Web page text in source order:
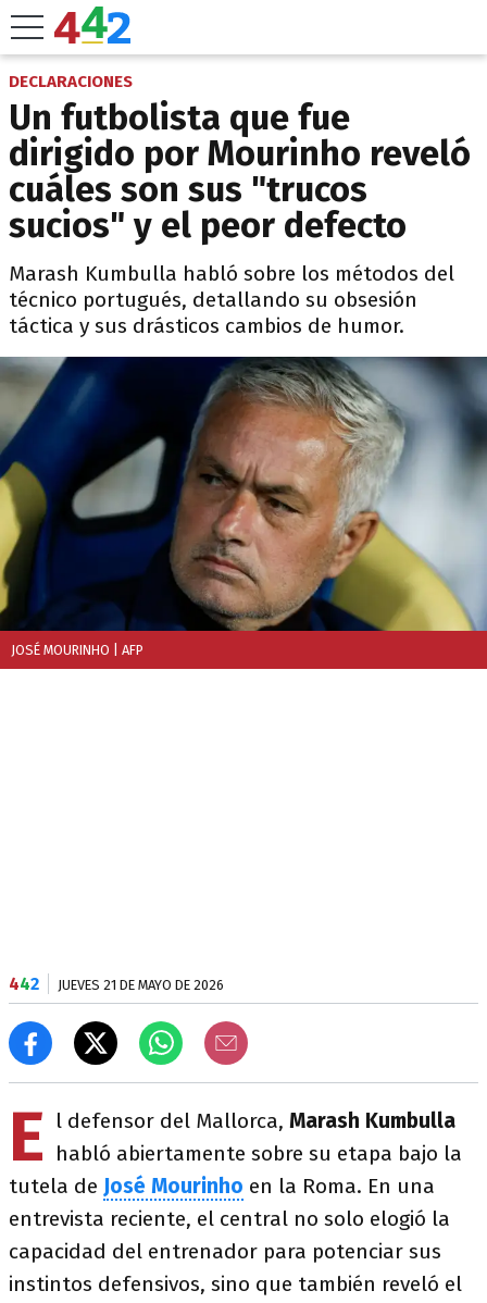
DECLARACIONES
Un futbolista que fue
dirigido por Mourinho reveló
cuáles son sus "trucos
sucios" y el peor defecto
Marash Kumbulla habló sobre los métodos del
técnico portugués, detallando su obsesión
táctica y sus drásticos cambios de humor.
JOSÉ MOURINHO | AFP
442 JUEVES 21 DE MAYO DE 2026
E l defensor del Mallorca, Marash Kumbulla
habló abiertamente sobre su etapa bajo la
tutela de José Mourinho en la Roma. En una
entrevista reciente, el central no solo elogió la
capacidad del entrenador para potenciar sus
instintos defensivos, sino que también reveló el